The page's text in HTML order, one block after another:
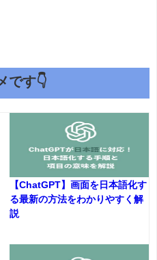
です👇
【ChatGPT】画面を日本語化す
る最新の方法をわかりやすく解
説